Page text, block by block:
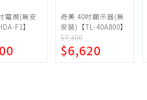
電視(無安
F1】
奇美 40吋顯示器(無
安裝)【TL-40A800】
$7,300
$6,620